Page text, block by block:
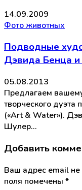
14.09.2009
Фото животных
Подводные
Дэвида Бенца
05.08.2013
Предлагаем
творческого дуэта
(«Art & Water»).
Шулер…
Добавить
Ваш адрес email не
поля помечены *